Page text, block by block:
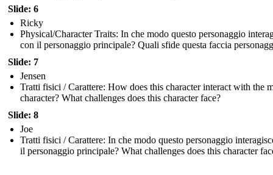
Slide: 6
Ricky
Physical/Character Traits: In che modo questo personaggio
con il personaggio principale? Quali sfide questa faccia
Slide: 7
Jensen
Tratti fisici / Carattere: How does this character interact with the
character? What challenges does this character face?
Slide: 8
Joe
Tratti fisici / Carattere: In che modo questo personaggio
il personaggio principale? What challenges does this character